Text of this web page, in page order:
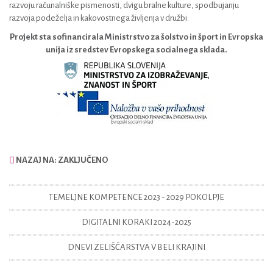
razvoju računalniške pismenosti, dvigu bralne kulture, spodbujanju
razvoja podeželja in kakovostnega življenja v družbi.
Projekt sta sofinancirala Ministrstvo za šolstvo in šport in Evropska
unija iz sredstev Evropskega socialnega sklada.
NAZAJ NA: ZAKLJUČENO
TEMELJNE KOMPETENCE 2023 - 2029 POKOLPJE
DIGITALNI KORAKI 2024-2025
DNEVI ZELIŠČARSTVA V BELI KRAJINI